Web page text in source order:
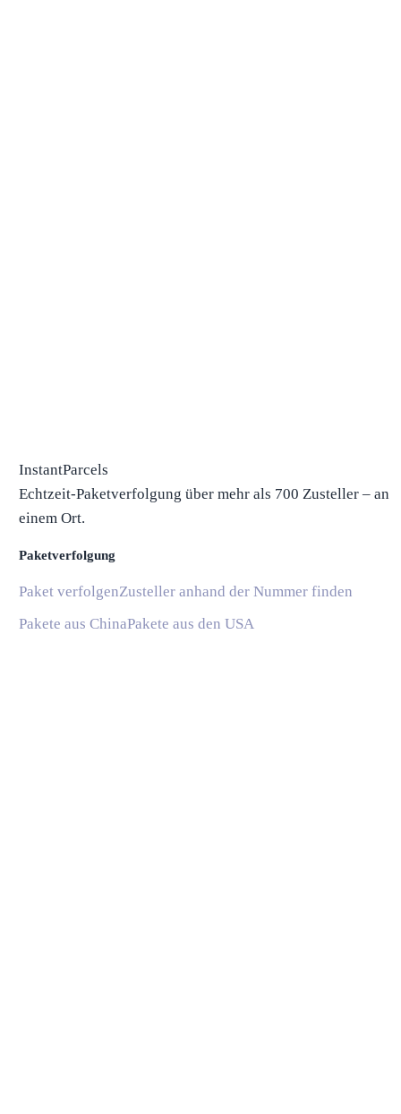
InstantParcels
Echtzeit-Paketverfolgung über mehr als 700 Zusteller – an
einem Ort.
Paketverfolgung
Paket verfolgenZusteller anhand der Nummer finden
Pakete aus ChinaPakete aus den USA